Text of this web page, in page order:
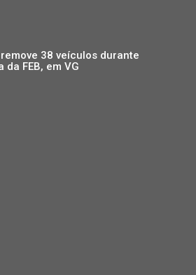
38 veículos durante
FEB, em VG